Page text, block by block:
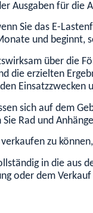
Ausgaben für die
Sie das E-
und beginnt,
über die
die erzielten
Einsatzzwecken
sich auf dem
Rad und
zu
in die aus
oder dem